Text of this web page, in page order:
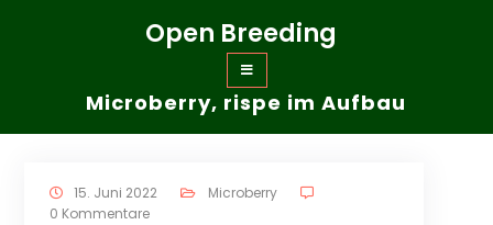
Open Breeding
Microberry, rispe im Aufbau
15. Juni 2022
Microberry
0 Kommentare